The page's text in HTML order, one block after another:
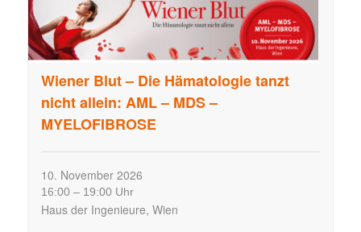
Wiener Blut – Die Hämatologie tanzt
nicht allein: AML – MDS –
MYELOFIBROSE
10. November 2026
16:00 – 19:00 Uhr
Haus der Ingenieure, Wien